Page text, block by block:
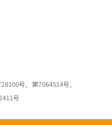
号,
第7064534号,
号